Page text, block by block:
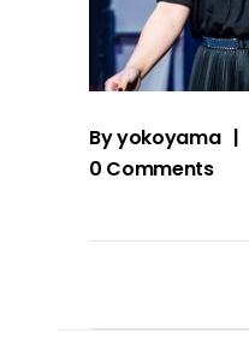
Byyokoyama
0 Comments